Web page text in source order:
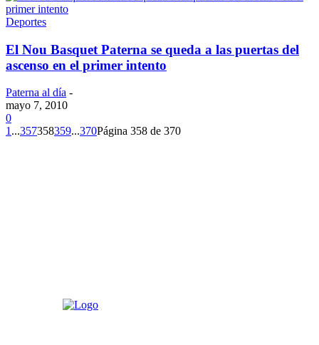
Deportes
El Nou Basquet Paterna se queda a las puertas del
ascenso en el primer intento
Paterna al día -
mayo 7, 2010
0
1 ...357358359...370Página 358 de 370